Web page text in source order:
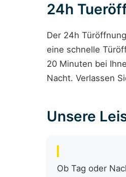
24h
Der 24h
eine schnelle
20 Minuten bei
Nacht. Verlassen
Unsere
Ob Tag oder